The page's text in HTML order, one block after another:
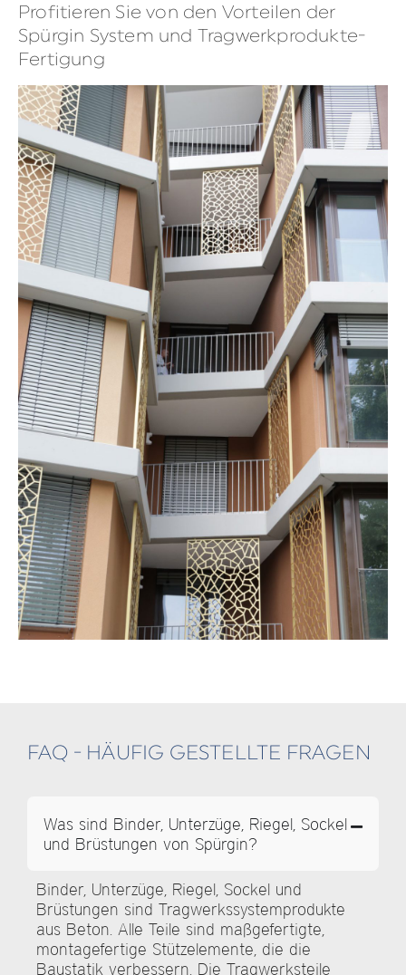
Profitieren Sie von den Vorteilen der
Spürgin System und Tragwerkprodukte-
Fertigung
FAQ - HÄUFIG GESTELLTE FRAGEN
Was sind Binder, Unterzüge, Riegel, Sockel
und Brüstungen von Spürgin?
Binder, Unterzüge, Riegel, Sockel und
Brüstungen sind Tragwerkssystemprodukte
aus Beton. Alle Teile sind maßgefertigte,
montagefertige Stützelemente, die die
Baustatik verbessern. Die Tragwerksteile